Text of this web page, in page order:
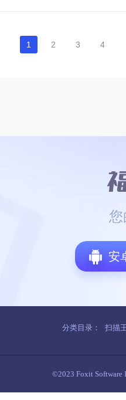
1 2 3 4
安
分类目录： 扫描
©2023 Foxit Software